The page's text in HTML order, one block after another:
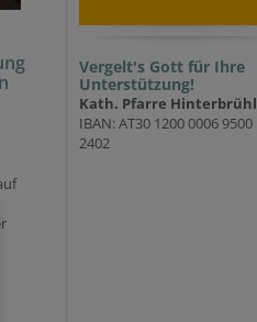
Vergelt's Gott für Ihre
Unterstützung!
Kath. Pfarre Hinterbrühl
IBAN: AT30 1200 0006 9500
2402